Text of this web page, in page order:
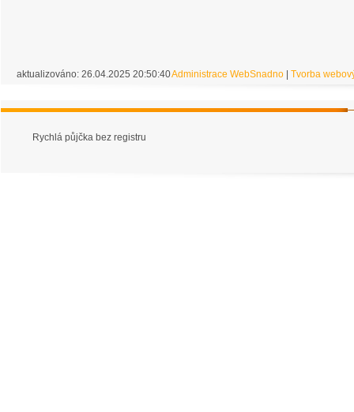
Administrace WebSnadno| Tvorba
aktualizováno: 26.04.2025 20:50:40
Rychlá půjčka bez registru